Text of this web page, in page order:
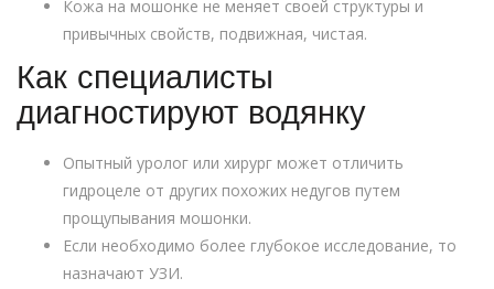
Кожа на мошонке не меняет своей структуры и
привычных свойств, подвижная, чистая.
Как специалисты
диагностируют водянку
Опытный уролог или хирург может отличить
гидроцеле от других похожих недугов путем
прощупывания мошонки.
Если необходимо более глубокое исследование, то
назначают УЗИ.